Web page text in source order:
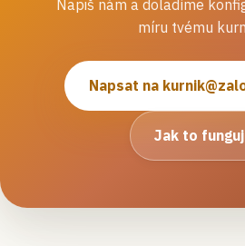
Napiš nám a doladíme
míru tvému
Napsat na
Jak to